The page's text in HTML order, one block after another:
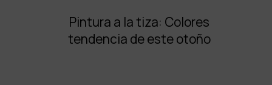
Pintura a la tiza: Colores
tendencia de este otoño